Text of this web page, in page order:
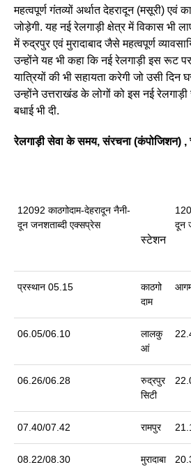
महत्वपूर्ण गंतव्यों अर्थात देहरादून (मसूरी) एवं
जोड़ेगी. यह नई रेलगाड़ी क्षेत्र में विकास भी
में रुद्रपुर एवं मुरादाबाद जैसे महत्वपूर्ण
उन्होंने यह भी कहा कि नई रेलगाड़ी इस रूट
यात्रियों की भी सहायता करेगी जो उसी दिन
उन्होंने उत्तराखंड के लोगों को इस नई
बधाई भी दी.
रेलगाड़ी सेवा के समय, संरचना (कंपोजिशन)
12092 काठगोदाम-देहरादून नैनी-
दून जनशताब्दी एक्सप्रेस
स्टेशन
दून
प्रस्‍थान 05.15
काठगो
दाम
06.05/06.10
लालकु
आं
06.26/06.28
रुद्रपुर
सिटी
07.40/07.42 रामपुर
08.22/08.30
मुरादाबा